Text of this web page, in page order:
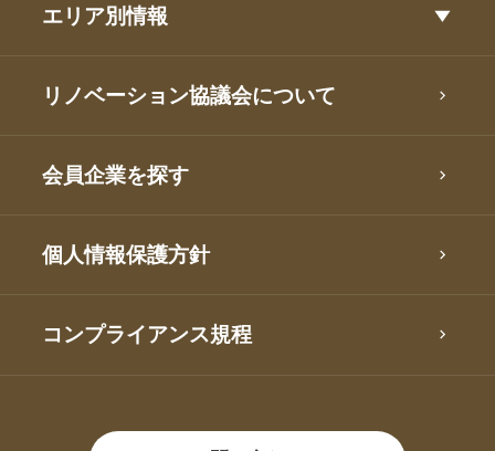
エリア別情報
リノベーション協議会について
会員企業を探す
個人情報保護方針
コンプライアンス規程